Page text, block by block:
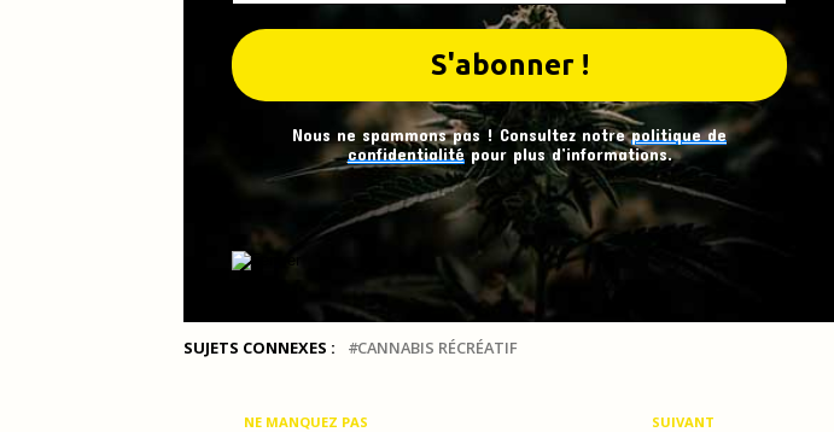
Nous ne spammons pas ! Consultez notrepolitique de
confidentialitépour plus d’informations.
SUJETS CONNEXES : CANNABIS RÉCRÉATIF
SUIVANT
NE MANQUEZ PAS